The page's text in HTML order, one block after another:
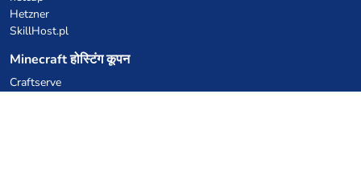
Hetzner
SkillHost.pl
Minecraft होस्टिंग कूपन
Craftserve